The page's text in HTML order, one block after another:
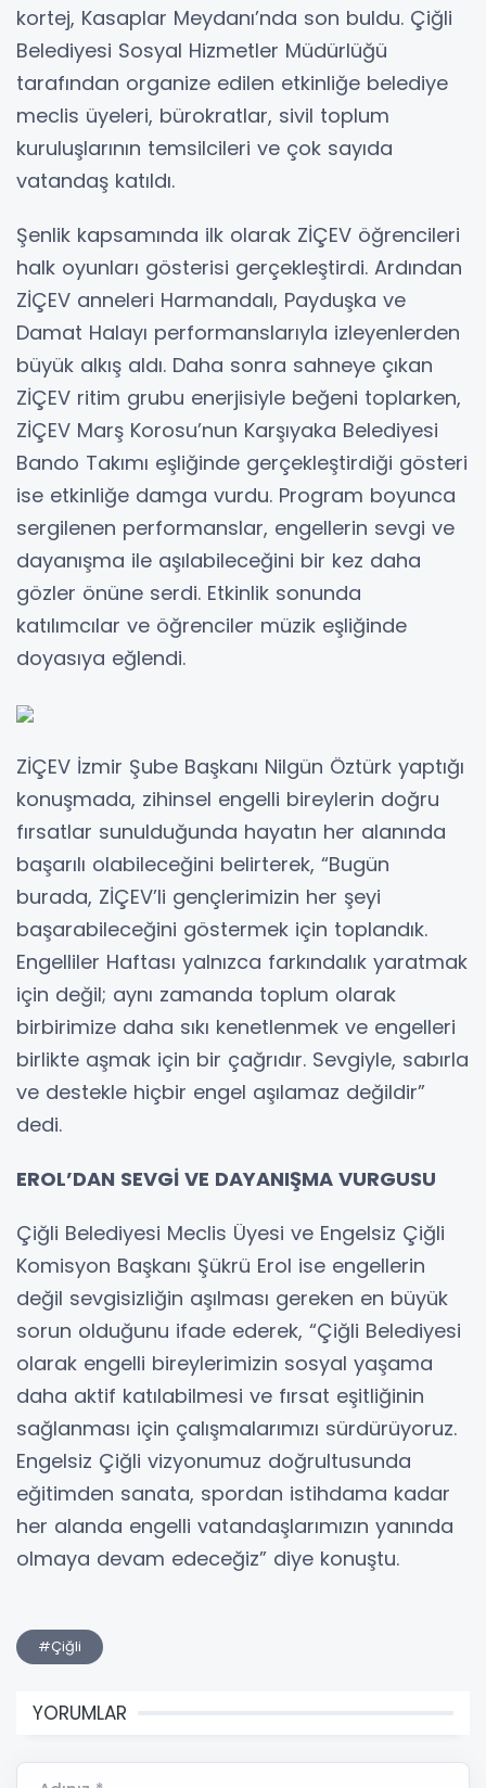
kortej, Kasaplar Meydanı’nda son buldu. Çiğli
Belediyesi Sosyal Hizmetler Müdürlüğü
tarafından organize edilen etkinliğe belediye
meclis üyeleri, bürokratlar, sivil toplum
kuruluşlarının temsilcileri ve çok sayıda
vatandaş katıldı.
Şenlik kapsamında ilk olarak ZİÇEV öğrencileri
halk oyunları gösterisi gerçekleştirdi. Ardından
ZİÇEV anneleri Harmandalı, Payduşka ve
Damat Halayı performanslarıyla izleyenlerden
büyük alkış aldı. Daha sonra sahneye çıkan
ZİÇEV ritim grubu enerjisiyle beğeni toplarken,
ZİÇEV Marş Korosu’nun Karşıyaka Belediyesi
Bando Takımı eşliğinde gerçekleştirdiği gösteri
ise etkinliğe damga vurdu. Program boyunca
sergilenen performanslar, engellerin sevgi ve
dayanışma ile aşılabileceğini bir kez daha
gözler önüne serdi. Etkinlik sonunda
katılımcılar ve öğrenciler müzik eşliğinde
doyasıya eğlendi.
ZİÇEV İzmir Şube Başkanı Nilgün Öztürk yaptığı
konuşmada, zihinsel engelli bireylerin doğru
fırsatlar sunulduğunda hayatın her alanında
başarılı olabileceğini belirterek, “Bugün
burada, ZİÇEV’li gençlerimizin her şeyi
başarabileceğini göstermek için toplandık.
Engelliler Haftası yalnızca farkındalık yaratmak
için değil; aynı zamanda toplum olarak
birbirimize daha sıkı kenetlenmek ve engelleri
birlikte aşmak için bir çağrıdır. Sevgiyle, sabırla
ve destekle hiçbir engel aşılamaz değildir”
dedi.
EROL’DAN SEVGİ VE DAYANIŞMA VURGUSU
Çiğli Belediyesi Meclis Üyesi ve Engelsiz Çiğli
Komisyon Başkanı Şükrü Erol ise engellerin
değil sevgisizliğin aşılması gereken en büyük
sorun olduğunu ifade ederek, “Çiğli Belediyesi
olarak engelli bireylerimizin sosyal yaşama
daha aktif katılabilmesi ve fırsat eşitliğinin
sağlanması için çalışmalarımızı sürdürüyoruz.
Engelsiz Çiğli vizyonumuz doğrultusunda
eğitimden sanata, spordan istihdama kadar
her alanda engelli vatandaşlarımızın yanında
olmaya devam edeceğiz” diye konuştu.
#Çiğli
YORUMLAR